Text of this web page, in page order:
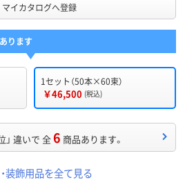
マイカタログへ登録
ります
1セット（50本×60束）
￥46,500 (税込)
」 違いで 全6 商品あります。
装飾用品を全て見る